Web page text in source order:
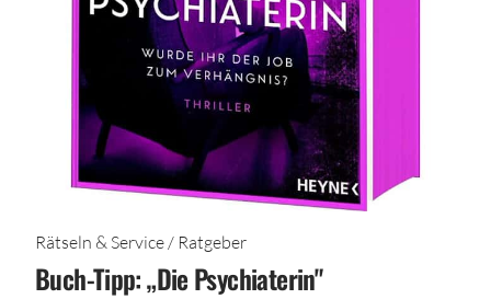
Rätseln & Service / Ratgeber
Buch-Tipp: „Die Psychiaterin"